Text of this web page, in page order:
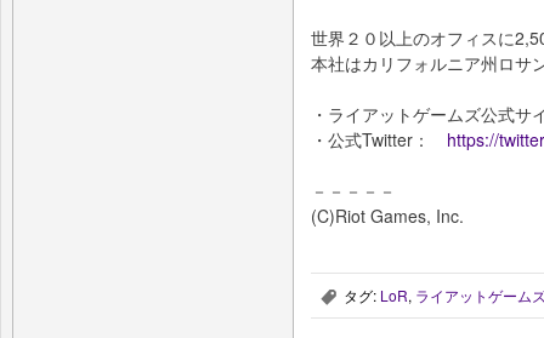
世界２０以上のオフィスに
本社はカリフォルニア州ロサ
・ライアットゲームズ公式
・公式Twitter： https://
－－－－－
(C)Riot Games, Inc.
, タグ: LoR, ライアットゲーム